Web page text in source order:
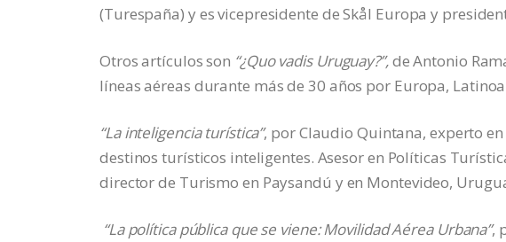
(Turespaña) y es vicepresidente de Skål Europa y
Otros artículos son “¿Quo vadis Uruguay?”,de Antonio
líneas aéreas durante más de 30 años por Europa,
“La inteligencia turística”, por Claudio Quintana, experto
destinos turísticos inteligentes. Asesor en Políticas
director de Turismo en Paysandú y en Montevideo,
“La política pública que se viene: Movilidad Aérea Urbana”,